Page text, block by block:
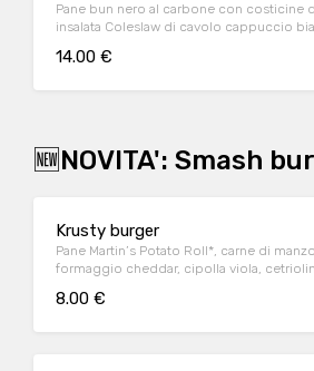
Pane bun nero al carbone con costicine
insalata Coleslaw di cavolo cappuccio
14.00 €
🆕NOVITA': Smash
Krusty burger
Pane Martin’s Potato Roll*, carne di
formaggio cheddar, cipolla viola,
8.00 €